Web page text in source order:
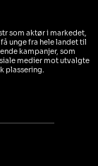
som aktør i markedet,
unge fra hele landet til
kampanjer, som
medier mot utvalgte
plassering.